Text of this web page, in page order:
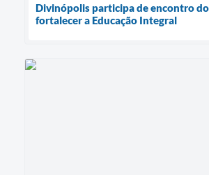
Divinópolis participa de encontro do
fortalecer a Educação Integral